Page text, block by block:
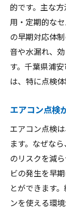
業者
定期
見逃しが
エア
水漏
エ
見逃
異
トラブル
日常
理由
的です。主な
用・定期的な
の早期対応体
音や水漏れ、
す。千葉県浦
は、特に点検
エアコン点検
エアコン点検
ます。なぜな
のリスクを減
ビの発生を早
とができます
ンを使える環